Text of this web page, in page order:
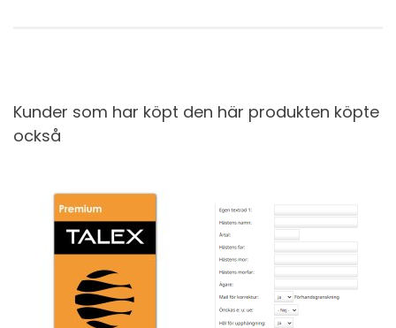
Kunder som har köpt den här produkten köpte
också